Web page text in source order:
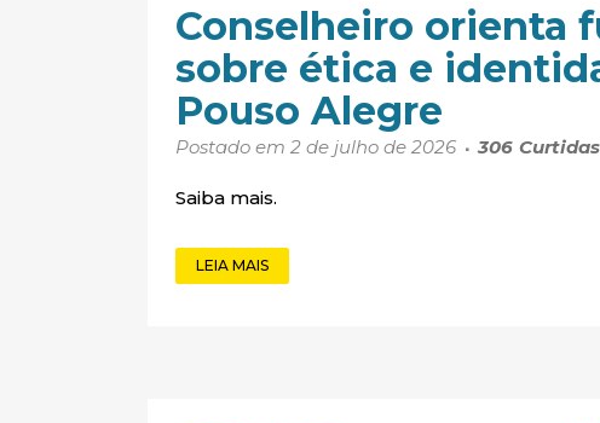
Conselheiro orienta
sobre ética e
Pouso Alegre
Postado em 2 de julho de 2026 306 Curtidas
Saiba mais.
LEIA MAIS